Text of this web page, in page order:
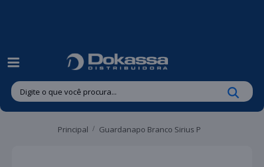
Principal Guardanapo Branco Sirius P